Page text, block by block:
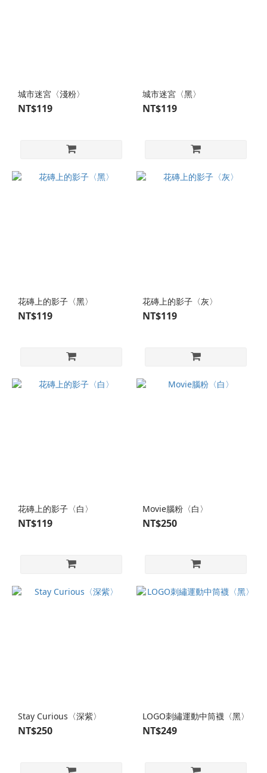
城市迷宮〈淺粉〉
NT$119
城市迷宮〈黑〉
NT$119
花磚上的影子〈黑〉
NT$119
花磚上的影子〈灰〉
NT$119
花磚上的影子〈白〉
NT$119
Movie腦粉〈白〉
NT$250
Stay Curious〈深紫〉
NT$250
LOGO刺繡運動中筒襪〈黑〉
NT$249